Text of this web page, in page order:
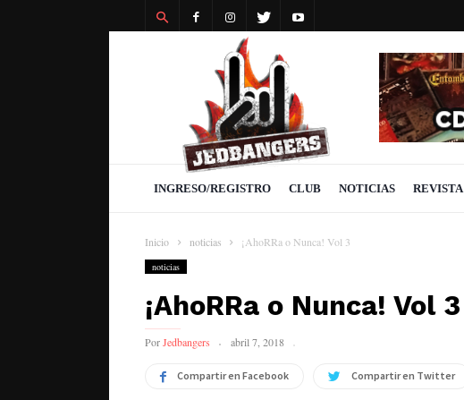
INGRESO/REGISTRO CLUB NOTICIAS REVISTA
Inicio noticias ¡AhoRRa o Nunca! Vol 3
noticias
¡AhoRRa o Nunca! Vol 3
PorJedbangers abril 7, 2018
Compartir en Facebook Compartir en Twitter